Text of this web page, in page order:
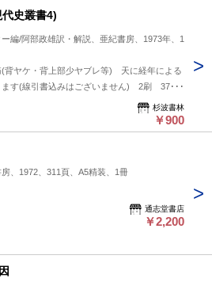
史叢書4)
編/阿部政雄訳・解説、亜紀書房、1973年、1
ヤケ・背上部少ヤブレ等) 天に経年による
ます(線引書込みはございません) 2刷 376
杉波書林
￥900
、1972、311頁、A5精装、1冊
通志堂書店
￥2,200